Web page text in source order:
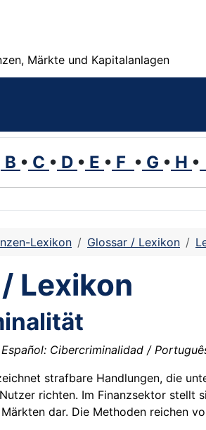
Märkte und Kapitalanlagen
B • C • D • E • F • G • H •
Lexikon Glossar / Lexikon
Lexikon
Cibercriminalidad /
strafbare Handlungen, die
richten. Im Finanzsektor stellt
dar. Die Methoden reichen